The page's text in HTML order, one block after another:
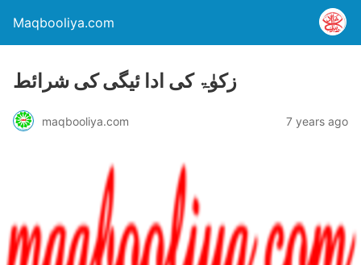
Maqbooliya.com
زکوٰۃ کی ادا ئیگی کی شرائط
maqbooliya.com 7 years ago